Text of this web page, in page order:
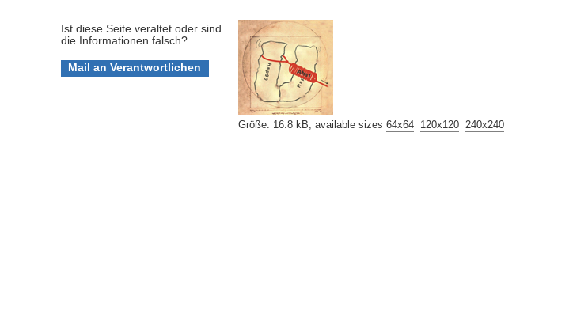
Ist diese Seite veraltet oder sind
die Informationen falsch?
Größe: 16.8 kB; available sizes 64x64 120x120
240x240